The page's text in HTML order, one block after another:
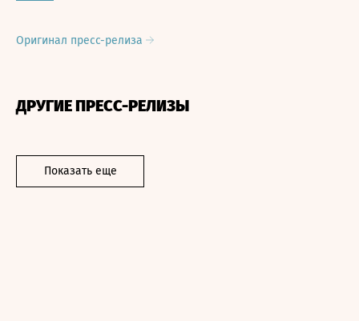
Оригинал пресс-релиза
ДРУГИЕ ПРЕСС-РЕЛИЗЫ
Показать еще